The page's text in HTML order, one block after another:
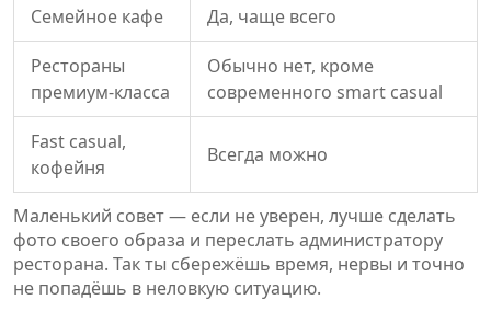
Семейное кафе Да, чаще всего
Рестораны
премиум-класса
Обычно нет, кроме
современного smart casual
Fast casual,
кофейня
Всегда можно
Маленький совет — если не уверен, лучше сделать
фото своего образа и переслать администратору
ресторана. Так ты сбережёшь время, нервы и точно
не попадёшь в неловкую ситуацию.